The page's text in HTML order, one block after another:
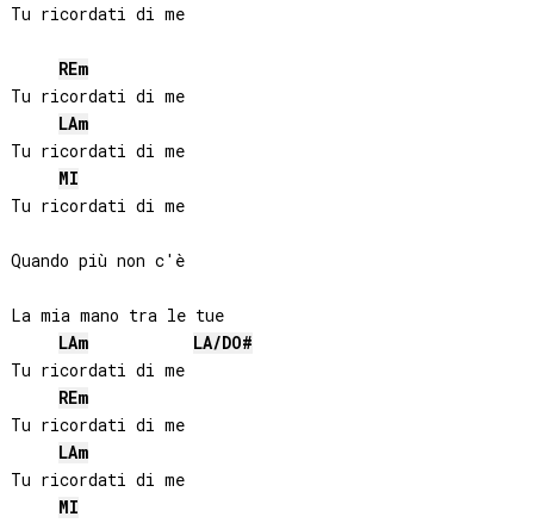
Tu ricordati di me
REm
Tu ricordati di me
LAm
Tu ricordati di me
MI
Tu ricordati di me
Quando più non c'è
La mia mano tra le tue
LAm LA/DO#
Tu ricordati di me
REm
Tu ricordati di me
LAm
Tu ricordati di me
MI